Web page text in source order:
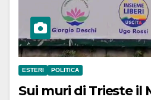
ESTERI POLITICA
Sui muri di Trieste il